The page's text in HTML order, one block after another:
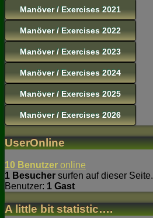
Manöver / Exercises 2021
Manöver / Exercises 2022
Manöver / Exercises 2023
Manöver / Exercises 2024
Manöver / Exercises 2025
Manöver / Exercises 2026
UserOnline
10 Benutzer online
1 Besucher surfen auf dieser Seite.
Benutzer: 1 Gast
A little bit statistic….